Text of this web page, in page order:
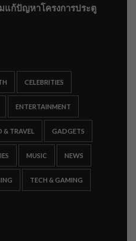
แก้ปัญหาโครงการประตู
CELEBRITIES
ENTERTAINMENT
& TRAVEL GADGETS
MUSIC NEWS
TECH & GAMING